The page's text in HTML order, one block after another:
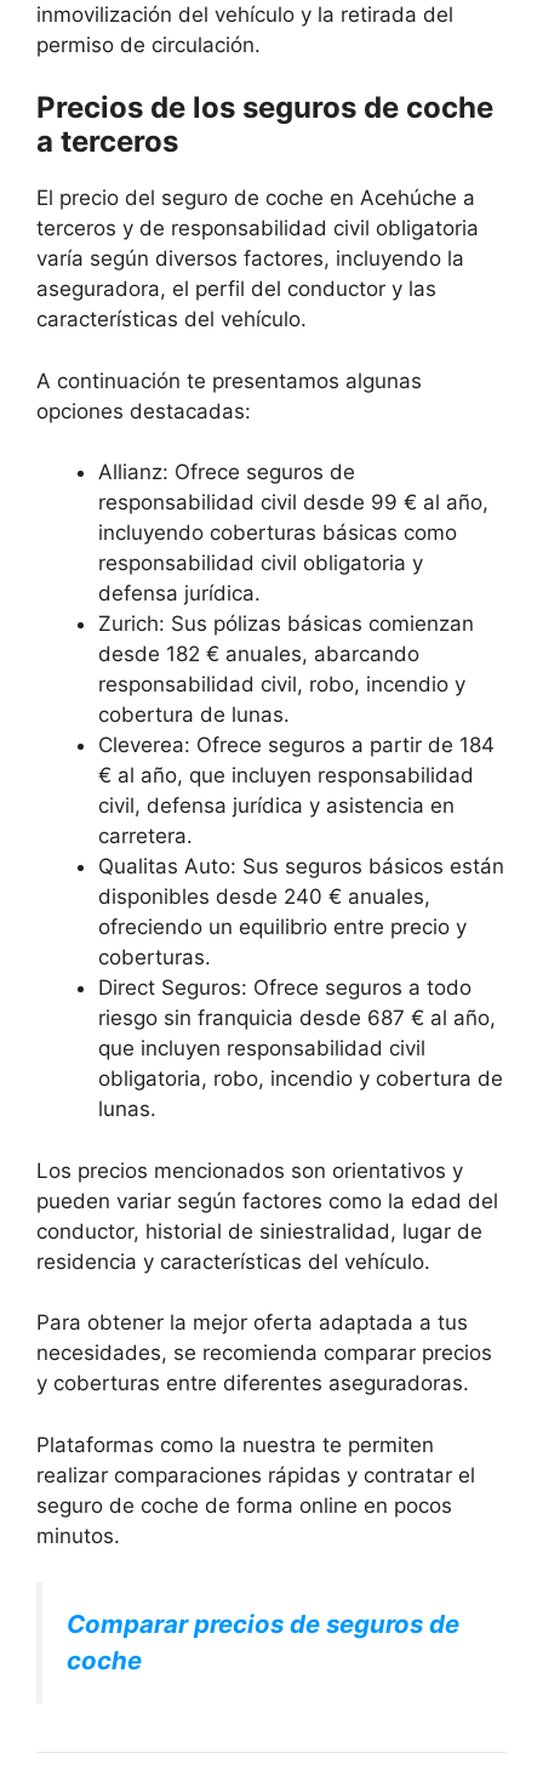
inmovilización del vehículo y la retirada del
permiso de circulación.
Precios de los seguros de coche
a terceros
El precio del seguro de coche en Acehúche a
terceros y de responsabilidad civil obligatoria
varía según diversos factores, incluyendo la
aseguradora, el perfil del conductor y las
características del vehículo.
A continuación te presentamos algunas
opciones destacadas:
Allianz: Ofrece seguros de
responsabilidad civil desde 99 € al año,
incluyendo coberturas básicas como
responsabilidad civil obligatoria y
defensa jurídica.
Zurich: Sus pólizas básicas comienzan
desde 182 € anuales, abarcando
responsabilidad civil, robo, incendio y
cobertura de lunas.
Cleverea: Ofrece seguros a partir de 184
€ al año, que incluyen responsabilidad
civil, defensa jurídica y asistencia en
carretera.
Qualitas Auto: Sus seguros básicos están
disponibles desde 240 € anuales,
ofreciendo un equilibrio entre precio y
coberturas.
Direct Seguros: Ofrece seguros a todo
riesgo sin franquicia desde 687 € al año,
que incluyen responsabilidad civil
obligatoria, robo, incendio y cobertura de
lunas.
Los precios mencionados son orientativos y
pueden variar según factores como la edad del
conductor, historial de siniestralidad, lugar de
residencia y características del vehículo.
Para obtener la mejor oferta adaptada a tus
necesidades, se recomienda comparar precios
y coberturas entre diferentes aseguradoras.
Plataformas como la nuestra te permiten
realizar comparaciones rápidas y contratar el
seguro de coche de forma online en pocos
minutos.
Comparar precios de seguros de
coche